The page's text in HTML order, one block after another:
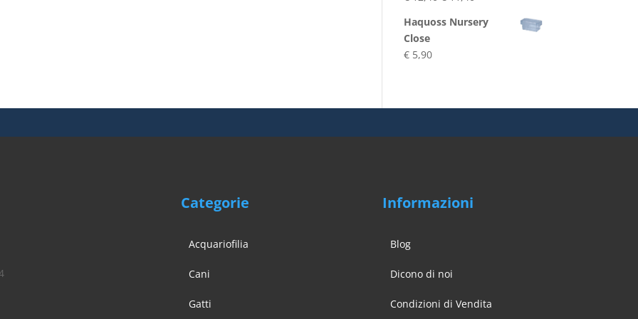
€ 3,90
originaleattuale
Haquoss Nursery
Close
€ 5,90
Categorie
Acquariofilia
Cani
Gatti
Informazioni
Blog
Dicono di noi
Condizioni di Vendita